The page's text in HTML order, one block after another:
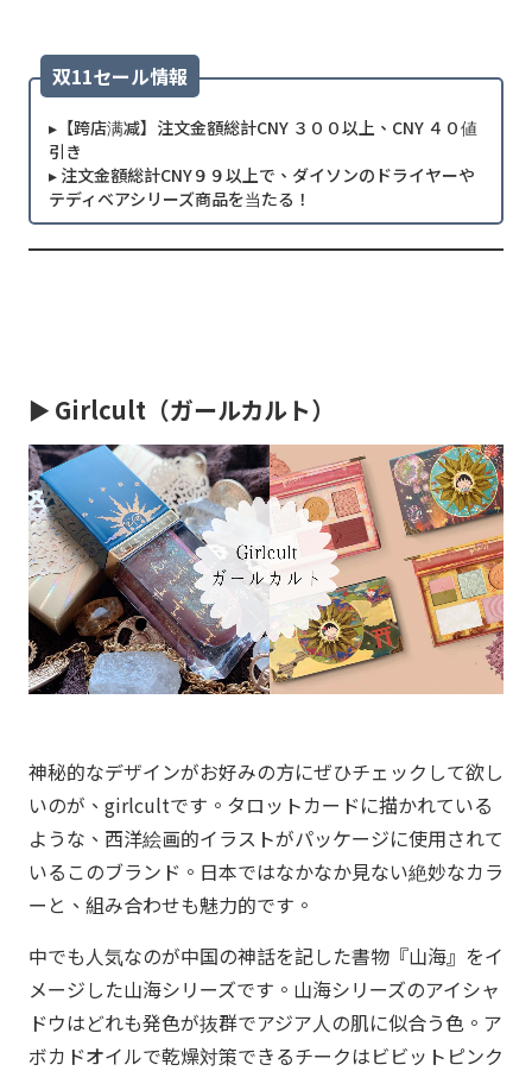
双11セール情報
▸【跨店满减】注文金額総計CNY ３００以上、CNY ４０値
引き
▸ 注文金額総計CNY９９以上で、ダイソンのドライヤーや
テディベアシリーズ商品を当たる！
► Girlcult（ガールカルト）
神秘的なデザインがお好みの方にぜひチェックして欲し
いのが、girlcultです。タロットカードに描かれている
ような、西洋絵画的イラストがパッケージに使用されて
いるこのブランド。日本ではなかなか見ない絶妙なカラ
ーと、組み合わせも魅力的です。
中でも人気なのが中国の神話を記した書物『山海』をイ
メージした山海シリーズです。山海シリーズのアイシャ
ドウはどれも発色が抜群でアジア人の肌に似合う色。ア
ボカドオイルで乾燥対策できるチークはビビットピンク